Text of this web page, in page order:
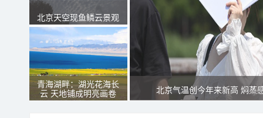
北京天空现鱼鳞云景观
青海湖畔：湖光花海长
云 天地铺成明亮画卷
北京气温创今年来新高 焖蒸